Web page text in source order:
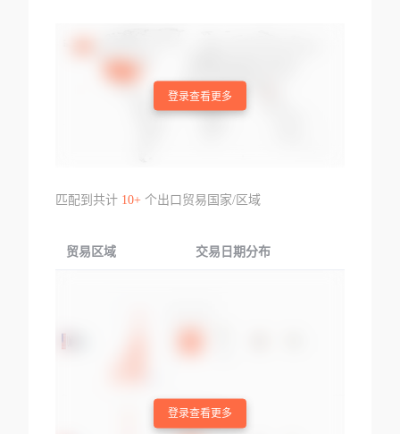
登录查看更多
匹配到共计 10+个出口贸易国家/区域
贸易区域 交易日期分布
登录查看更多